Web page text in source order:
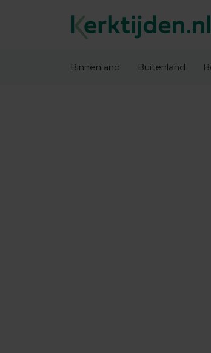
Binnenland Buitenland